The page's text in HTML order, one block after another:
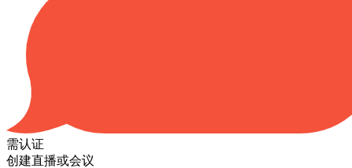
需认证
创建直播或会议